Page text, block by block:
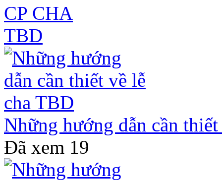
Những hướng dẫn cần
Đã xem 19